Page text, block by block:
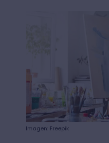
Imagen: Freepik